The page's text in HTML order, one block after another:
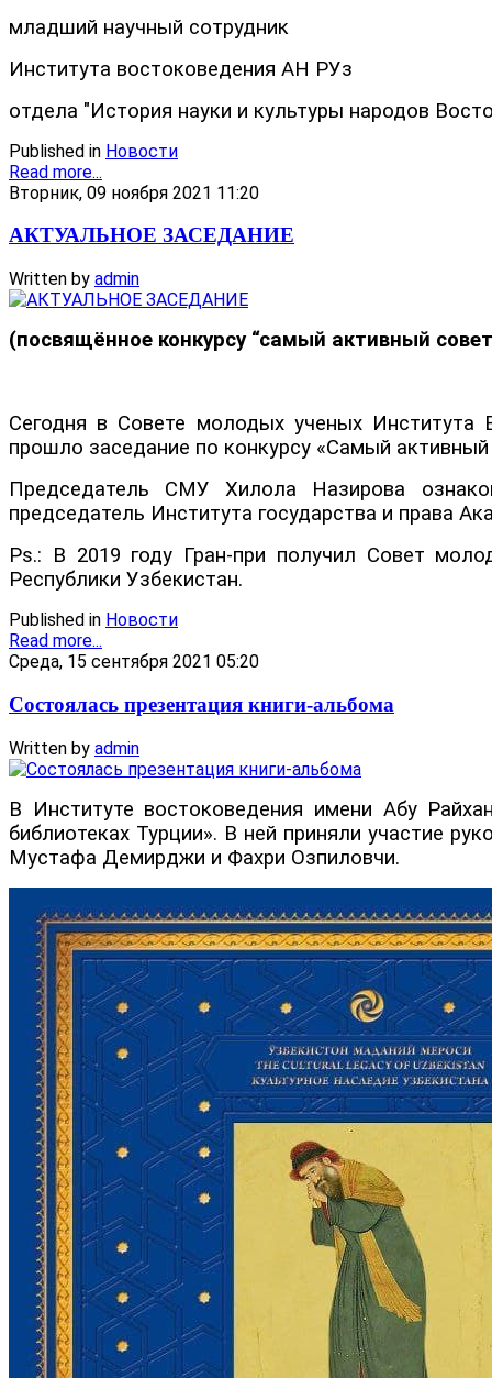
младший научный сотрудник
Института востоковедения АН РУз
отдела "История науки и культуры народов
Published in Новости
Read more...
Вторник, 09 ноября 2021 11:20
АКТУАЛЬНОЕ ЗАСЕДАНИЕ
Written by admin
(посвящённое конкурсу “самый активный
Сегодня в Совете молодых ученых Института
прошло заседание по конкурсу «Самый
Председатель СМУ Хилола Назирова
председатель Института государства и права
Ps.: В 2019 году Гран-при получил Совет
Республики Узбекистан.
Published in Новости
Read more...
Среда, 15 сентября 2021 05:20
Состоялась презентация книги-альбома
Written by admin
В Институте востоковедения имени Абу
библиотеках Турции». В ней приняли участие
Мустафа Демирджи и Фахри Озпиловчи.